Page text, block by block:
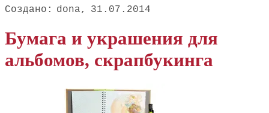
dona 31.07.2014
Бумага и украшения для
альбомов, скрапбукинга